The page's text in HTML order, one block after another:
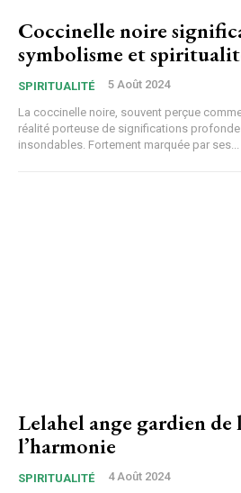
Coccinelle noire
symbolisme et
SPIRITUALITÉ 5 Août 2024
La coccinelle noire, souvent perçue
réalité porteuse de significations
insondables. Fortement marquée par ses...
Lelahel ange gardien de
l’harmonie
SPIRITUALITÉ 4 Août 2024